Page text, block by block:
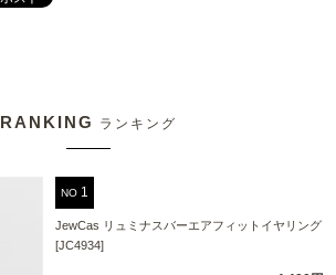
RANKING ランキング
NO
JewCas リュミナスバーエアフィットイヤリング
[JC4934]